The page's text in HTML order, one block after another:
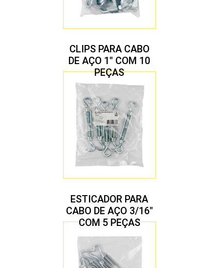
CLIPS PARA CABO
DE AÇO 1″ COM 10
PEÇAS
ESTICADOR PARA
CABO DE AÇO 3/16″
COM 5 PEÇAS